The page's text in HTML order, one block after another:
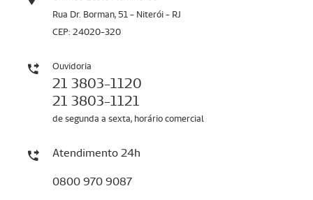
Rua Dr. Borman, 51 - Niterói - RJ
CEP: 24020-320
Ouvidoria
21 3803-1120
21 3803-1121
de segunda a sexta, horário comercial
Atendimento 24h
0800 970 9087